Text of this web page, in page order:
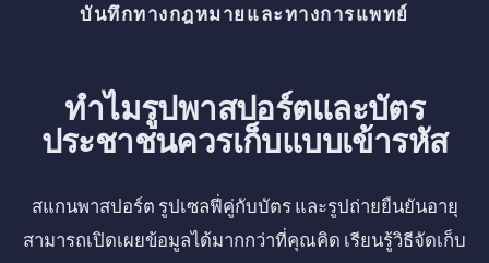
บันทึกทางกฎหมายและทางการแพทย์
ทำไมรูปพาสปอร์ตและบัตร
ประชาชนควรเก็บแบบเข้ารหัส
สแกนพาสปอร์ต รูปเซลฟี่คู่กับบัตร และรูปถ่ายยืนยันอายุ
สามารถเปิดเผยข้อมูลได้มากกว่าที่คุณคิด เรียนรู้วิธีจัดเก็บ